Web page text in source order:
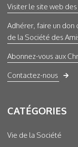
Visiter le site web
Adhérer, faire un don
de la Société des
Abonnez-vous aux
Contactez-nous
CATÉGORIES
Vie de la Société